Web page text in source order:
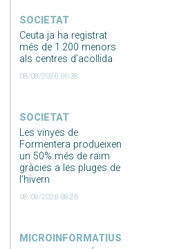
SOCIETAT
Ceuta ja ha registrat
més de 1.200 menors
als centres d’acollida
08/08/2026 06:38
SOCIETAT
Les vinyes de
Formentera produeixen
un 50% més de raïm
gràcies a les pluges de
l’hivern
08/08/2026 08:26
MICROINFORMATIUS